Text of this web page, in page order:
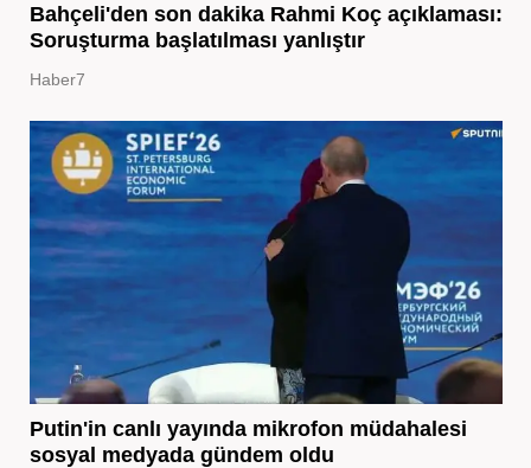
Bahçeli'den son dakika Rahmi Koç açıklaması:
Soruşturma başlatılması yanlıştır
Haber7
Putin'in canlı yayında mikrofon müdahalesi
sosyal medyada gündem oldu